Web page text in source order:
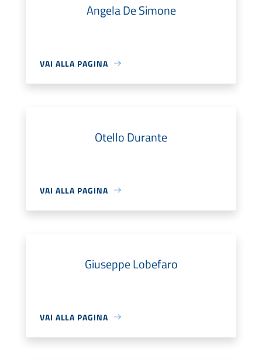
Angela De Simone
VAI ALLA PAGINA
Otello Durante
VAI ALLA PAGINA
Giuseppe Lobefaro
VAI ALLA PAGINA